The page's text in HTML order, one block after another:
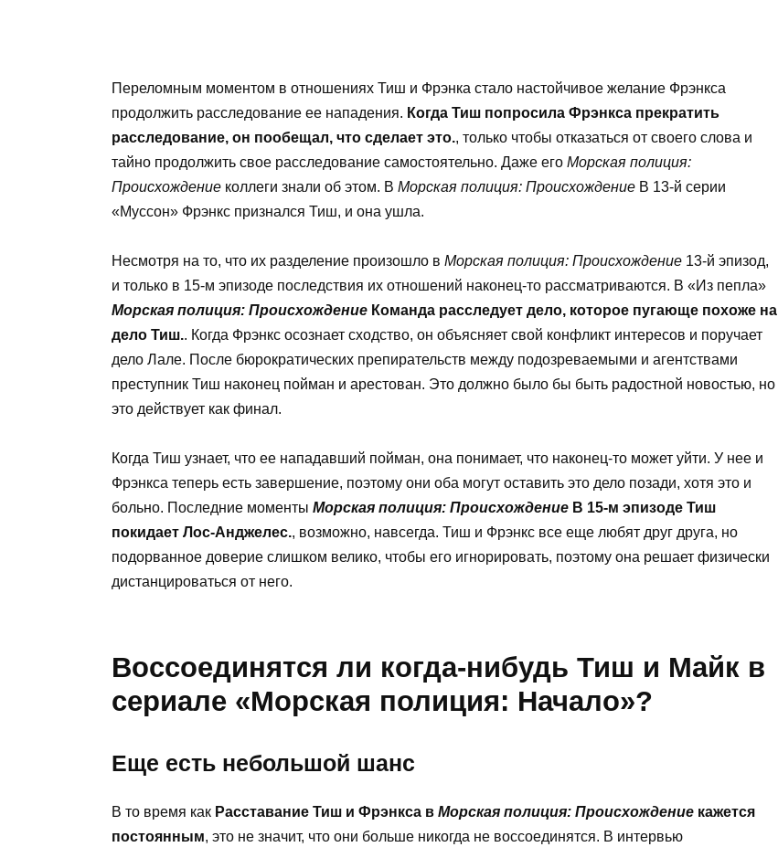
Переломным моментом в отношениях Тиш и Фрэнка стало настойчивое желание Фрэнкса
продолжить расследование ее нападения. Когда Тиш попросила Фрэнкса прекратить
расследование, он пообещал, что сделает это., только чтобы отказаться от своего слова и
тайно продолжить свое расследование самостоятельно. Даже его Морская полиция:
Происхождение коллеги знали об этом. В Морская полиция: Происхождение В 13-й серии
«Муссон» Фрэнкс признался Тиш, и она ушла.
Несмотря на то, что их разделение произошло в Морская полиция: Происхождение 13-й эпизод,
и только в 15-м эпизоде ​​последствия их отношений наконец-то рассматриваются. В «Из пепла»
Морская полиция: Происхождение Команда расследует дело, которое пугающе похоже на
дело Тиш.. Когда Фрэнкс осознает сходство, он объясняет свой конфликт интересов и поручает
дело Лале. После бюрократических препирательств между подозреваемыми и агентствами
преступник Тиш наконец пойман и арестован. Это должно было бы быть радостной новостью, но
это действует как финал.
Когда Тиш узнает, что ее нападавший пойман, она понимает, что наконец-то может уйти. У нее и
Фрэнкса теперь есть завершение, поэтому они оба могут оставить это дело позади, хотя это и
больно. Последние моменты Морская полиция: Происхождение В 15-м эпизоде ​​Тиш
покидает Лос-Анджелес., возможно, навсегда. Тиш и Фрэнкс все еще любят друг друга, но
подорванное доверие слишком велико, чтобы его игнорировать, поэтому она решает физически
дистанцироваться от него.
Воссоединятся ли когда-нибудь Тиш и Майк в
сериале «Морская полиция: Начало»?
Еще есть небольшой шанс
В то время как Расставание Тиш и Фрэнкса в Морская полиция: Происхождение кажется
постоянным, это не значит, что они больше никогда не воссоединятся. В интервью